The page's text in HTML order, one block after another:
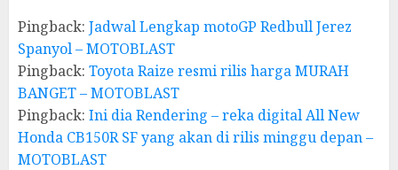
Pingback: Jadwal Lengkap motoGP Redbull Jerez
Spanyol – MOTOBLAST
Pingback: Toyota Raize resmi rilis harga MURAH
BANGET – MOTOBLAST
Pingback: Ini dia Rendering – reka digital All New
Honda CB150R SF yang akan di rilis minggu depan –
MOTOBLAST